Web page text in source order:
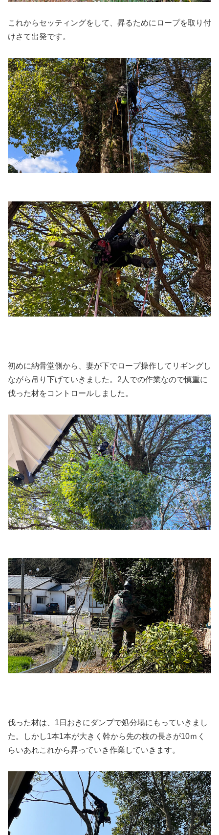
これからセッティングをして、昇るためにロープを取り付
けさて出発です。
初めに納骨堂側から、妻が下でロープ操作してリギングし
ながら吊り下げていきました。2人での作業なので慎重に
伐った材をコントロールしました。
伐った材は、1日おきにダンプで処分場にもっていきまし
た。しかし1本1本が大きく幹から先の枝の長さが10ｍく
らいあれこれから昇っていき作業していきます。